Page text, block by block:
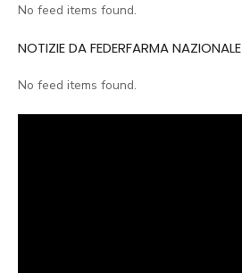
No feed items found.
NOTIZIE DA FEDERFARMA NAZIONALE
No feed items found.